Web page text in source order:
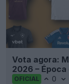
Vota agora:
2026 –
OFICIAL 0